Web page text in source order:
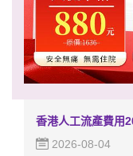
香港人工流產費用
2026-08-04